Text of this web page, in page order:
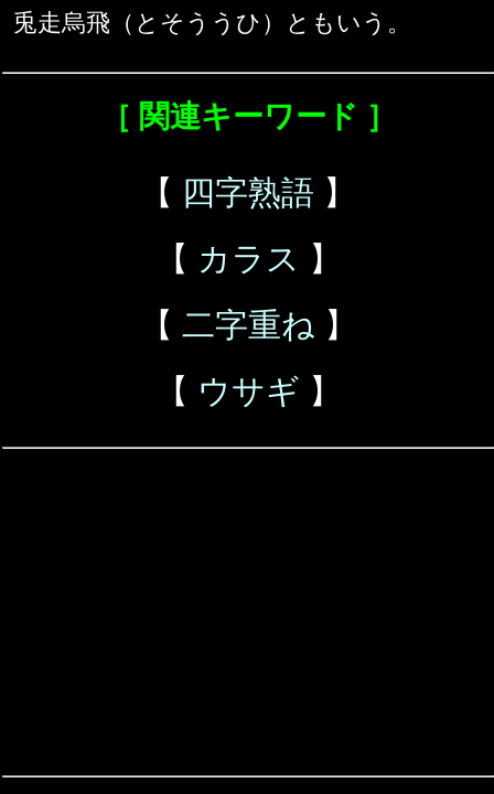
兎走烏飛（とそううひ）ともいう。
［ 関連キーワード ］
【 四字熟語 】
【 カラス 】
【 二字重ね 】
【 ウサギ 】